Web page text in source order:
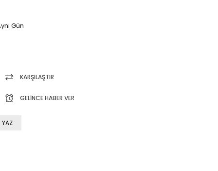
Gün
KARŞILAŞTIR
GELINCE HABER VER
YAZ